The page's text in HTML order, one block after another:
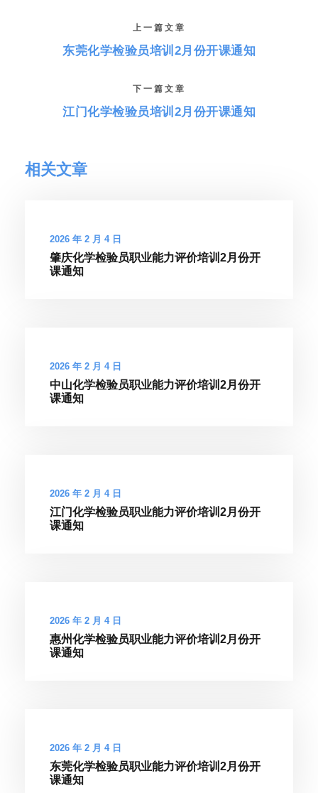
上一篇文章
东莞化学检验员培训2月份开课通知
下一篇文章
江门化学检验员培训2月份开课通知
相关文章
2026 年 2 月 4 日
肇庆化学检验员职业能力评价培训2月份开
课通知
2026 年 2 月 4 日
中山化学检验员职业能力评价培训2月份开
课通知
2026 年 2 月 4 日
江门化学检验员职业能力评价培训2月份开
课通知
2026 年 2 月 4 日
惠州化学检验员职业能力评价培训2月份开
课通知
2026 年 2 月 4 日
东莞化学检验员职业能力评价培训2月份开
课通知